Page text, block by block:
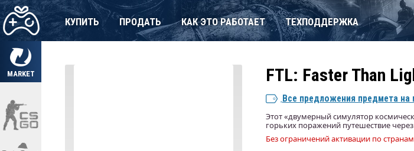
MARKET
КУПИТЬ ПРОДАТЬ КАК ЭТО РАБОТАЕТ ТЕХПОДДЕРЖКА
FTL: Faster Than
Все предложения предмета на
Этот «двумерный симулятор
горьких поражений путешествие
Без ограничений активации по